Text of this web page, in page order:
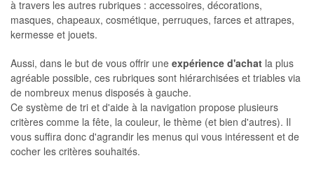
à travers les autres rubriques : accessoires, décorations,
masques, chapeaux, cosmétique, perruques, farces et attrapes,
kermesse et jouets.
Aussi, dans le but de vous offrir une expérience d'achat la plus
agréable possible, ces rubriques sont hiérarchisées et triables via
de nombreux menus disposés à gauche.
Ce système de tri et d'aide à la navigation propose plusieurs
critères comme la fête, la couleur, le thème (et bien d'autres). Il
vous suffira donc d'agrandir les menus qui vous intéressent et de
cocher les critères souhaités.